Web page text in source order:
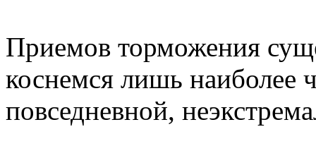
Приемов торможения
коснемся лишь наиболее
повседневной,